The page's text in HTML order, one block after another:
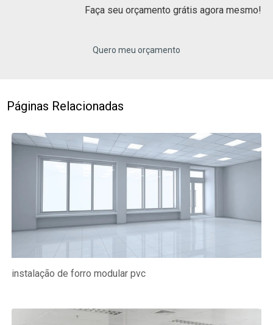
Faça seu orçamento grátis agora mesmo!
Quero meu orçamento
Páginas Relacionadas
instalação de forro modular pvc